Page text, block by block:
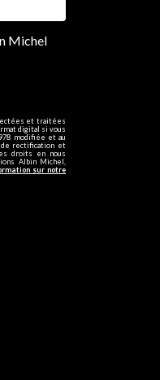
pour
Michel
et traitées
digital si vous
modifiée et au
de rectification et
droits en nous
Albin Michel,
sur notre